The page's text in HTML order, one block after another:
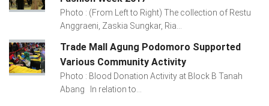
Photo : (From Left to Right) The collection of Restu
Anggraeni, Zaskia Sungkar, Ria...
Trade Mall Agung Podomoro Supported
Various Community Activity
Photo : Blood Donation Activity at Block B Tanah
Abang In relation to...